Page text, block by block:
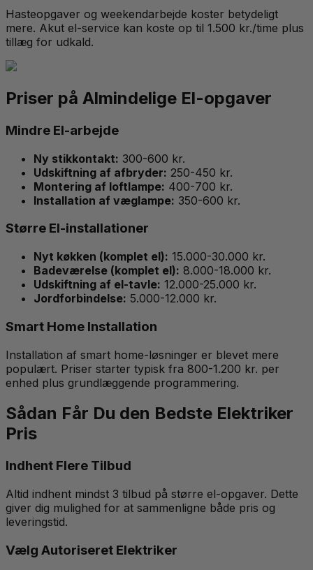
Hasteopgaver og weekendarbejde koster betydeligt
mere. Akut el-service kan koste op til 1.500 kr./time plus
tillæg for udkald.
Priser på Almindelige El-opgaver
Mindre El-arbejde
Ny stikkontakt: 300-600 kr.
Udskiftning af afbryder: 250-450 kr.
Montering af loftlampe: 400-700 kr.
Installation af væglampe: 350-600 kr.
Større El-installationer
Nyt køkken (komplet el): 15.000-30.000 kr.
Badeværelse (komplet el): 8.000-18.000 kr.
Udskiftning af el-tavle: 12.000-25.000 kr.
Jordforbindelse: 5.000-12.000 kr.
Smart Home Installation
Installation af smart home-løsninger er blevet mere
populært. Priser starter typisk fra 800-1.200 kr. per
enhed plus grundlæggende programmering.
Sådan Får Du den Bedste Elektriker
Pris
Indhent Flere Tilbud
Altid indhent mindst 3 tilbud på større el-opgaver. Dette
giver dig mulighed for at sammenligne både pris og
leveringstid.
Vælg Autoriseret Elektriker